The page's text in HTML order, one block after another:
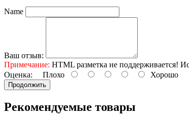
Name
Ваш отзыв:
Примечание: HTML разметка не поддерживается!
Оценка: Плохо Хорошо
Продолжить
Рекомендуемые товары